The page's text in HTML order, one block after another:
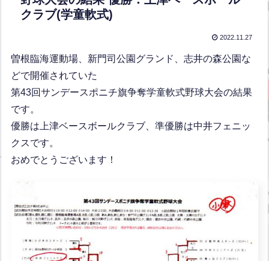
クラブ(学童軟式)
2022.11.27
曽根臨海運動場、新門司公園グランド、志井の森公園な
どで開催されていた
第43回サンデースポニチ旗争奪学童軟式野球大会の結果
です。
優勝は上津ベースボールクラブ、準優勝は中井フェニッ
クスです。
おめでとうございます！